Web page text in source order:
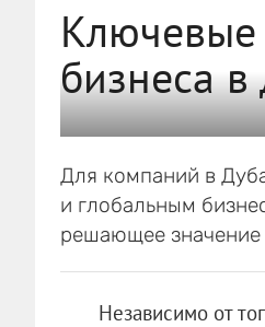
Ключевые
бизнеса в
Для компаний в
и глобальным
решающее значение
Независимо от